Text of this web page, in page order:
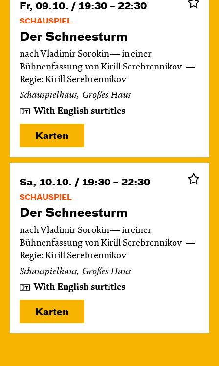
Fr, 09.10. / 19:30 – 22:30
SCHAUSPIEL
Der Schnee­sturm
nach Vladimir Sorokin — in einer
Bühnenfassung von Kirill Serebrennikov
Regie: Kirill Serebrennikov
Schauspielhaus, Großes Haus
With English surtitles
Karten
Sa, 10.10. / 19:30 – 22:30
SCHAUSPIEL
Der Schnee­sturm
nach Vladimir Sorokin — in einer
Bühnenfassung von Kirill Serebrennikov
Regie: Kirill Serebrennikov
Schauspielhaus, Großes Haus
With English surtitles
Karten